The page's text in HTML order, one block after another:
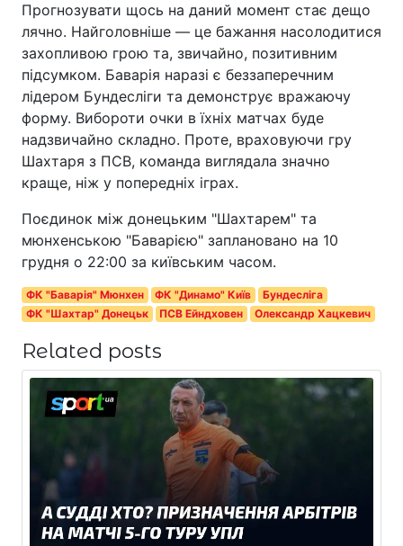
Прогнозувати щось на даний момент стає дещо
лячно. Найголовніше — це бажання насолодитися
захопливою грою та, звичайно, позитивним
підсумком. Баварія наразі є беззаперечним
лідером Бундесліги та демонструє вражаючу
форму. Вибороти очки в їхніх матчах буде
надзвичайно складно. Проте, враховуючи гру
Шахтаря з ПСВ, команда виглядала значно
краще, ніж у попередніх іграх.
Поєдинок між донецьким "Шахтарем" та
мюнхенською "Баварією" заплановано на 10
грудня о 22:00 за київським часом.
ФК "Баварія" Мюнхен ФК "Динамо" Київ
Бундесліга
ФК "Шахтар" Донецьк
ПСВ Ейндховен Олександр Хацкевич
Related posts